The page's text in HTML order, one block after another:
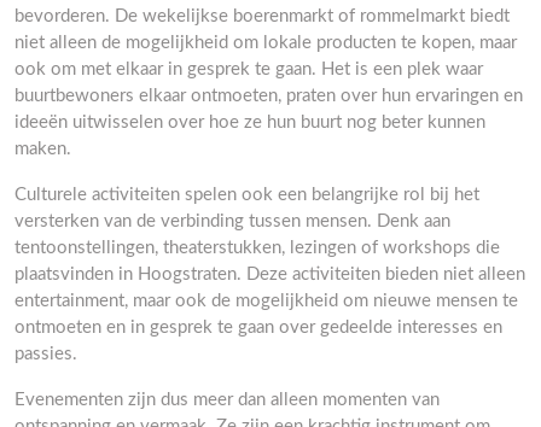
bevorderen. De wekelijkse boerenmarkt of rommelmarkt biedt
niet alleen de mogelijkheid om lokale producten te kopen, maar
ook om met elkaar in gesprek te gaan. Het is een plek waar
buurtbewoners elkaar ontmoeten, praten over hun ervaringen en
ideeën uitwisselen over hoe ze hun buurt nog beter kunnen
maken.
Culturele activiteiten spelen ook een belangrijke rol bij het
versterken van de verbinding tussen mensen. Denk aan
tentoonstellingen, theaterstukken, lezingen of workshops die
plaatsvinden in Hoogstraten. Deze activiteiten bieden niet alleen
entertainment, maar ook de mogelijkheid om nieuwe mensen te
ontmoeten en in gesprek te gaan over gedeelde interesses en
passies.
Evenementen zijn dus meer dan alleen momenten van